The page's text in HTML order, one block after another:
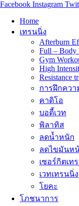
Facebook Instagram
Home
เทรนนิ่ง
Afterburn
Full – Body
Gym
High
Resistance
การฝึกควา
คาดิโอ
บอดี้เวท
พิลาทิส
ลดน้ำหนัก
ลดไขมันห
เซอร์กิตเท
เวทเทรนนิ่ง
โยคะ
โภชนาการ